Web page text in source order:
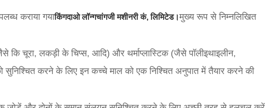
कराया गयाकिंगदाओ लॉन्गचांगजी मशीनरी कं, लिमिटेड।मुख्य रूप से निम्नलिखित
चूरा, लकड़ी के चिप्स, आदि) और थर्माप्लास्टिक (जैसे पॉलीइथाइलीन,
सुनिश्चित करने के लिए इन कच्चे माल को एक निश्चित अनुपात में तैयार करने की